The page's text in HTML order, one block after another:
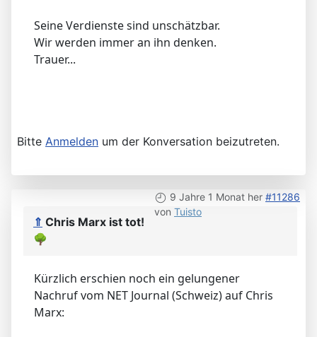
Seine Verdienste sind unschätzbar.
Wir werden immer an ihn denken.
Trauer...
Bitte Anmelden um der Konversation beizutreten.
9 Jahre 1 Monat her #11286
von Tuisto
⇑ Chris Marx ist tot!
🌳
Kürzlich erschien noch ein gelungener
Nachruf vom NET Journal (Schweiz) auf Chris
Marx: